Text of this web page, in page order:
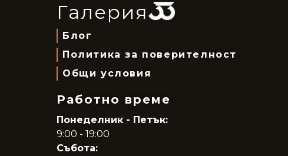
Галерия
Блог
Политика за поверителност
Общи условия
Работно време
Понеделник - Петък:
9:00 - 19:00
Събота: